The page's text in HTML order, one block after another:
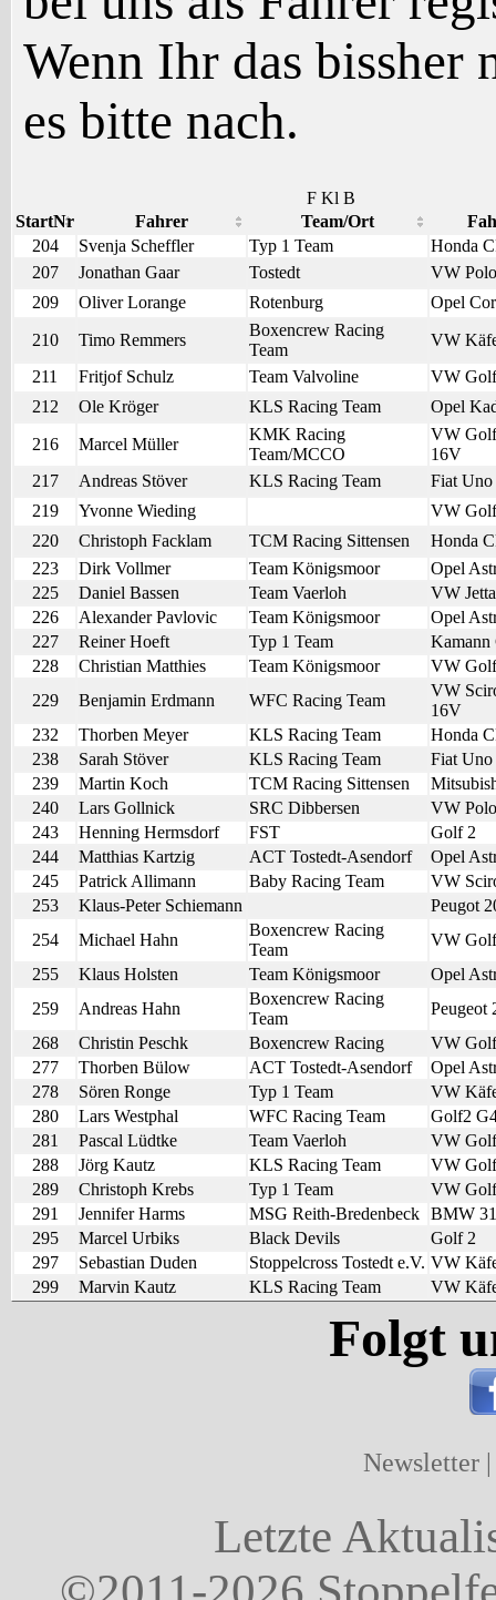
Wenn Ihr das bissher
es bitte nach.
F Kl B
StartNr
Fahrer Team/Ort
204
Svenja Scheffler Typ 1 Team
Honda
207
Jonathan Gaar Tostedt
VW Polo
209
Oliver Lorange Rotenburg
Opel
210
Timo Remmers
Boxencrew Racing
Team
VW
211
Fritjof Schulz Team Valvoline
VW
212
Ole Kröger KLS Racing Team
Opel
216
Marcel Müller
KMK Racing
Team/MCCO
VW
16V
217
Andreas Stöver KLS Racing Team
Fiat
219
Yvonne Wieding
VW
220
Christoph Facklam TCM Racing Sittensen
Honda
223
Dirk Vollmer Team Königsmoor
Opel
225
Daniel Bassen Team Vaerloh
VW Jetta
226
Alexander Pavlovic Team Königsmoor
Opel
227
Reiner Hoeft Typ 1 Team
Kamann
228
Christian Matthies Team Königsmoor
VW Golf
229
Benjamin Erdmann WFC Racing Team
VW
16V
232
Thorben Meyer KLS Racing Team
Honda
238
Sarah Stöver KLS Racing Team
Fiat Uno
239
Martin Koch TCM Racing Sittensen
240
Lars Gollnick SRC Dibbersen
VW Polo
243
Henning Hermsdorf FST
Golf 2
244
Matthias Kartzig ACT Tostedt-Asendorf
Opel
245
Patrick Allimann Baby Racing Team
VW
253
Klaus-Peter Schiemann
Peugot
254
Michael Hahn
Boxencrew Racing
Team
VW
255
Klaus Holsten Team Königsmoor
Opel
259
Andreas Hahn
Boxencrew Racing
Team
Peugeot
268
Christin Peschk Boxencrew Racing
VW
277
Thorben Bülow ACT Tostedt-Asendorf
Opel
278
Sören Ronge Typ 1 Team
VW
280
Lars Westphal WFC Racing Team
Golf2
281
Pascal Lüdtke Team Vaerloh
VW
288
Jörg Kautz KLS Racing Team
VW Golf
289
Christoph Krebs Typ 1 Team
VW
291
Jennifer Harms MSG Reith-Bredenbeck BMW
295
Marcel Urbiks Black Devils
Golf 2
297
Sebastian Duden Stoppelcross Tostedt e.V. VW
299
Marvin Kautz KLS Racing Team VW
Folgt
Newsletter
Letzte